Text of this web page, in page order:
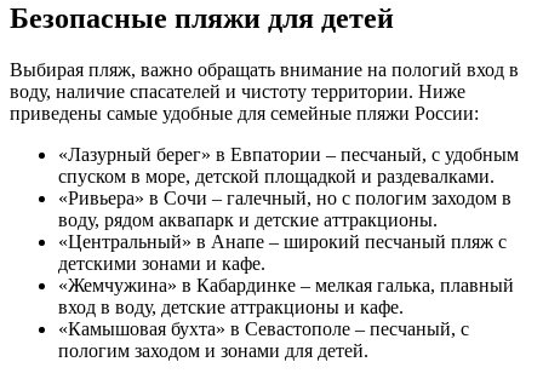
Безопасные пляжи для детей
Выбирая пляж, важно обращать внимание на пологий вход в
воду, наличие спасателей и чистоту территории. Ниже
приведены самые удобные для семейные пляжи России:
«Лазурный берег» в Евпатории – песчаный, с удобным
спуском в море, детской площадкой и раздевалками.
«Ривьера» в Сочи – галечный, но с пологим заходом в
воду, рядом аквапарк и детские аттракционы.
«Центральный» в Анапе – широкий песчаный пляж с
детскими зонами и кафе.
«Жемчужина» в Кабардинке – мелкая галька, плавный
вход в воду, детские аттракционы и кафе.
«Камышовая бухта» в Севастополе – песчаный, с
пологим заходом и зонами для детей.